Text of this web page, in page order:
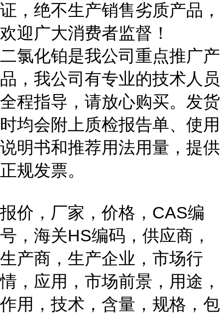
证，绝不生产销售劣质产品，
欢迎广大消费者监督！
二氯化铂是我公司重点推广产
品，我公司有专业的技术人员
全程指导，请放心购买。发货
时均会附上质检报告单、使用
说明书和推荐用法用量，提供
正规发票。
报价，厂家，价格，CAS编
号，海关HS编码，供应商，
生产商，生产企业，市场行
情，应用，市场前景，用途，
作用，技术，含量，规格，包